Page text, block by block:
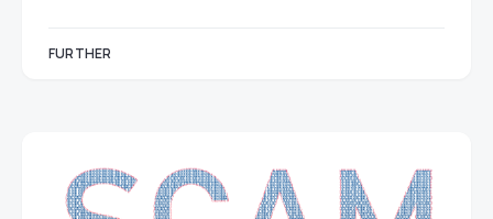
FURTHER